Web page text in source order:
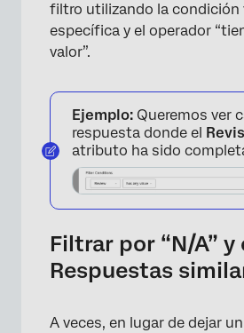
filtro utilizando la condición
específica y el operador
valor”.
Ejemplo: Queremos ver
respuesta donde el
atributo ha sido
Filtrar por “N/A” y
Respuestas
A veces, en lugar de dejar